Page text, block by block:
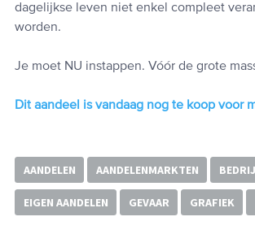
dagelijkse leven niet enkel compleet
worden.
Je moet NU instappen. Vóór de grote
Dit aandeel is vandaag nog te koop voor
AANDELEN AANDELENMARKTEN
EIGEN AANDELEN GEVAAR GRAFIEK